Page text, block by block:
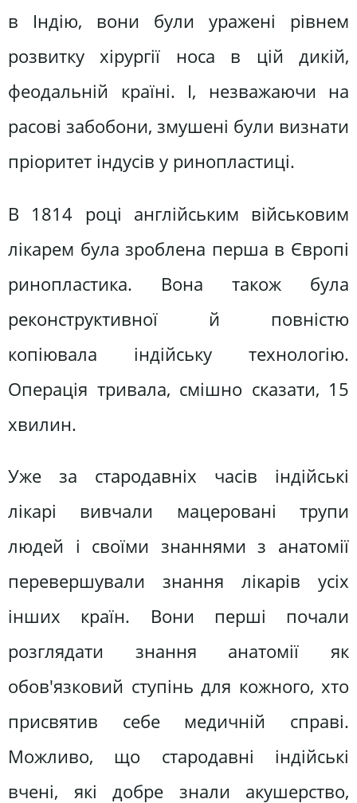
в Індію, вони були уражені рівнем
розвитку хірургії носа в цій дикій,
феодальній країні. І, незважаючи на
расові забобони, змушені були визнати
пріоритет індусів у ринопластиці.
В 1814 році англійським військовим
лікарем була зроблена перша в Європі
ринопластика. Вона також була
реконструктивної й повністю
копіювала індійську технологію.
Операція тривала, смішно сказати, 15
хвилин.
Уже за стародавніх часів індійські
лікарі вивчали мацеровані трупи
людей і своїми знаннями з анатомії
перевершували знання лікарів усіх
інших країн. Вони перші почали
розглядати знання анатомії як
обов'язковий ступінь для кожного, хто
присвятив себе медичній справі.
Можливо, що стародавні індійські
вчені, які добре знали акушерство,